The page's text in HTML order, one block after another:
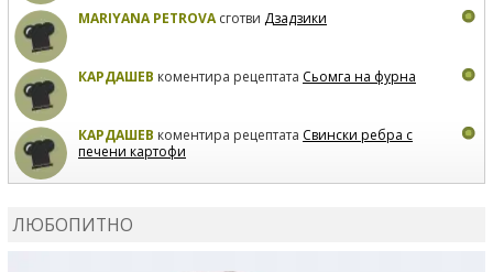
MARIYANA PETROVAсготви Дзадзики
КАРДАШЕВ коментира рецептата Сьомга на фурна
КАРДАШЕВ коментира рецептата Свински ребра с
печени картофи
ЛЮБОПИТНО